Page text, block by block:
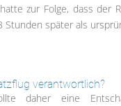
zur Folge, dass der
Stunden später als
verantwortlich?
daher eine